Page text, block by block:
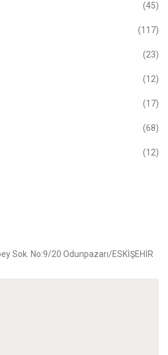
(45)
(117)
(23)
(12)
(17)
(68)
(12)
Sok. No:9/20 Odunpazarı/ESKİŞEHİR